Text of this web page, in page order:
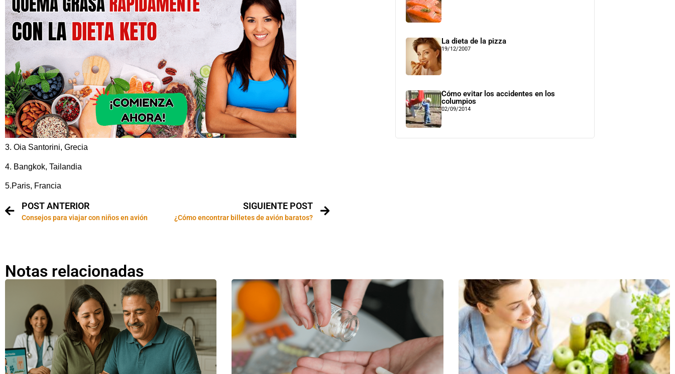
3. Oia Santorini, Grecia
4. Bangkok, Tailandia
5.Paris, Francia
POST ANTERIOR
Consejos para viajar con niños en avión
SIGUIENTE POST
¿Cómo encontrar billetes de avión baratos?
La dieta de la pizza
19/12/2007
Cómo evitar los accidentes en los
columpios
02/09/2014
Notas relacionadas